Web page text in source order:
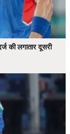
की लगातार दूसरी